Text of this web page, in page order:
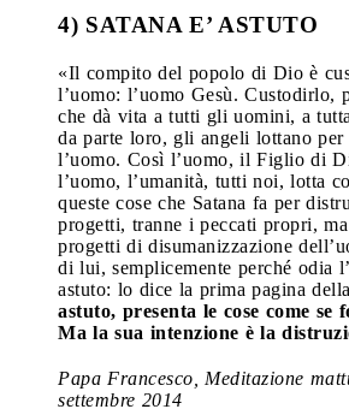
4) SATANA E’ ASTUTO
«Il compito del popolo di Dio è
l’uomo: l’uomo Gesù. Custodirlo,
che dà vita a tutti gli uomini, a
da parte loro, gli angeli lottano per
l’uomo. Così l’uomo, il Figlio di
l’uomo, l’umanità, tutti noi, lotta
queste cose che Satana fa per
progetti, tranne i peccati propri,
progetti di disumanizzazione
di lui, semplicemente perché odia
astuto: lo dice la prima pagina
astuto, presenta le cose come se
Ma la sua intenzione è la
Papa Francesco, Meditazione
settembre 2014